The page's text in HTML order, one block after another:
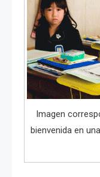
Imagen
bienvenida en